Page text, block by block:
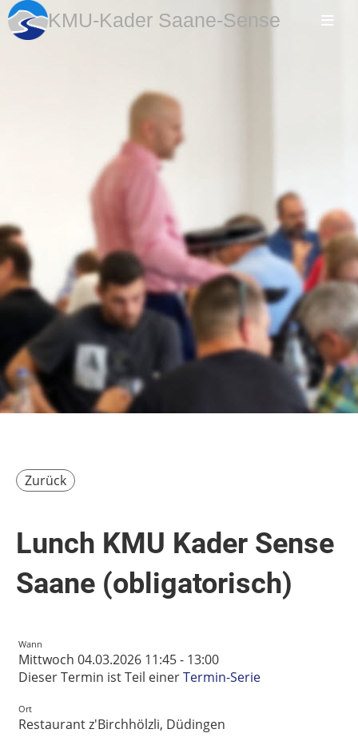
KMU-Kader Saane-Sense
Zurück
Lunch KMU Kader Sense
Saane (obligatorisch)
Wann
Mittwoch 04.03.2026 11:45 - 13:00
Dieser Termin ist Teil einerTermin-Serie
Ort
Restaurant z'Birchhölzli, Düdingen